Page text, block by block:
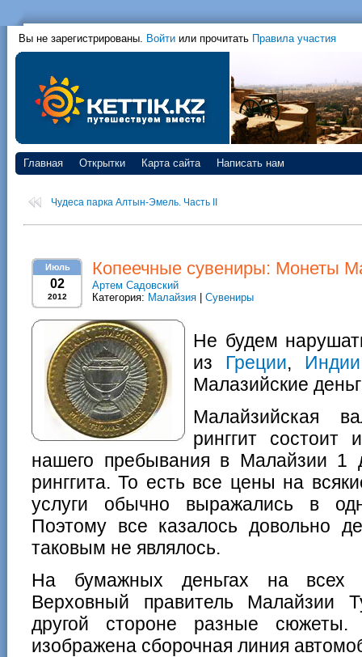
Вы не зарегистрированы. Войти или прочитать Правила участия
Главная Открытки Карта сайта Написать нам
Чудеса парка Алтын-Эмель. Часть II
Июль
02
2012
Копеечные сувениры: Монеты
Артем Садовский
Категория: Малайзия | Сувениры
Не будем
из Греции, Индии
Малазийские
Малайзийская
ринггит
нашего пребывания в Малайзии 1
ринггита. То есть все цены на
услуги обычно выражались в
Поэтому все казалось довольно
таковым не являлось.
На бумажных деньгах на всех
Верховный правитель Малайзии
другой стороне разные
изображена сборочная линия